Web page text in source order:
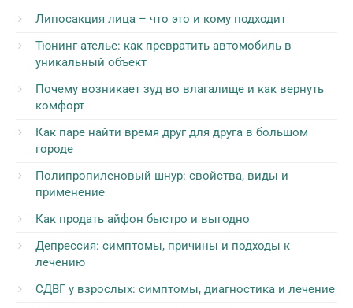
Липосакция лица – что это и кому подходит
Тюнинг-ателье: как превратить автомобиль в
уникальный объект
Почему возникает зуд во влагалище и как вернуть
комфорт
Как паре найти время друг для друга в большом
городе
Полипропиленовый шнур: свойства, виды и
применение
Как продать айфон быстро и выгодно
Депрессия: симптомы, причины и подходы к
лечению
СДВГ у взрослых: симптомы, диагностика и лечение